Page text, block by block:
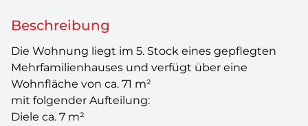
Beschreibung
Die Wohnung liegt im 5. Stock eines gepflegten
Mehrfamilienhauses und verfügt über eine
Wohnfläche von ca. 71 m²
mit folgender Aufteilung:
Diele ca. 7 m²